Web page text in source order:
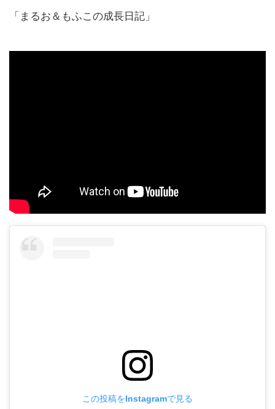
「まるお＆もふこの成長日記」
この投稿をInstagramで見る